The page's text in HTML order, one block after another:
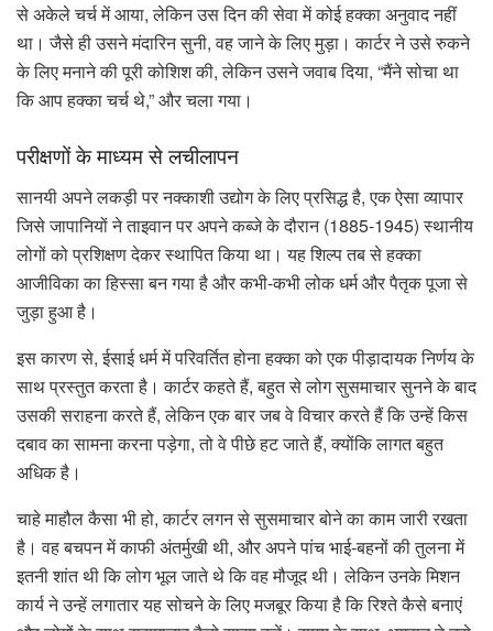
से अकेले चर्च में आया, लेकिन उस दिन की सेवा में कोई हक्का अनुवाद नहीं
था। जैसे ही उसने मंदारिन सुनी, वह जाने के लिए मुड़ा। कार्टर ने उसे रुकने
के लिए मनाने की पूरी कोशिश की, लेकिन उसने जवाब दिया, “मैंने सोचा था
कि आप हक्का चर्च थे,” और चला गया।
परीक्षणों के माध्यम से लचीलापन
सानयी अपने लकड़ी पर नक्काशी उद्योग के लिए प्रसिद्ध है, एक ऐसा व्यापार
जिसे जापानियों ने ताइवान पर अपने कब्जे के दौरान (1885-1945) स्थानीय
लोगों को प्रशिक्षण देकर स्थापित किया था। यह शिल्प तब से हक्का
आजीविका का हिस्सा बन गया है और कभी-कभी लोक धर्म और पैतृक पूजा से
जुड़ा हुआ है।
इस कारण से, ईसाई धर्म में परिवर्तित होना हक्का को एक पीड़ादायक निर्णय के
साथ प्रस्तुत करता है। कार्टर कहते हैं, बहुत से लोग सुसमाचार सुनने के बाद
उसकी सराहना करते हैं, लेकिन एक बार जब वे विचार करते हैं कि उन्हें किस
दबाव का सामना करना पड़ेगा, तो वे पीछे हट जाते हैं, क्योंकि लागत बहुत
अधिक है।
चाहे माहौल कैसा भी हो, कार्टर लगन से सुसमाचार बोने का काम जारी रखता
है। वह बचपन में काफी अंतर्मुखी थी, और अपने पांच भाई-बहनों की तुलना में
इतनी शांत थी कि लोग भूल जाते थे कि वह मौजूद थी। लेकिन उनके मिशन
कार्य ने उन्हें लगातार यह सोचने के लिए मजबूर किया है कि रिश्ते कैसे बनाएं